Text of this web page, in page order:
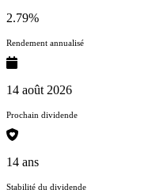
2.79%
Rendement annualisé
14 août 2026
Prochain dividende
14 ans
Stabilité du dividende